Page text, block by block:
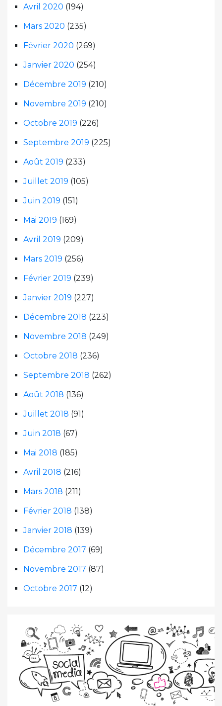
Avril 2020 (194)
Mars 2020 (235)
Février 2020 (269)
Janvier 2020 (254)
Décembre 2019 (210)
Novembre 2019 (210)
Octobre 2019 (226)
Septembre 2019 (225)
Août 2019 (233)
Juillet 2019 (105)
Juin 2019 (151)
Mai 2019 (169)
Avril 2019 (209)
Mars 2019 (256)
Février 2019 (239)
Janvier 2019 (227)
Décembre 2018 (223)
Novembre 2018 (249)
Octobre 2018 (236)
Septembre 2018 (262)
Août 2018 (136)
Juillet 2018 (91)
Juin 2018 (67)
Mai 2018 (185)
Avril 2018 (216)
Mars 2018 (211)
Février 2018 (138)
Janvier 2018 (139)
Décembre 2017 (69)
Novembre 2017 (87)
Octobre 2017 (12)